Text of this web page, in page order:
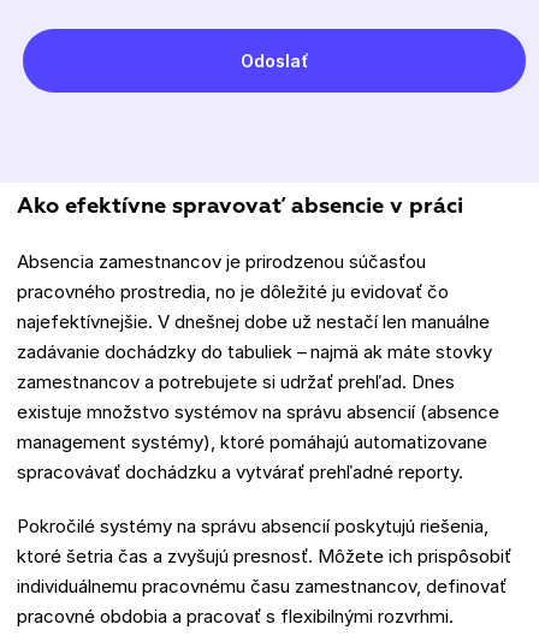
Ako efektívne spravovať absencie v práci
Absencia zamestnancov je prirodzenou súčasťou
pracovného prostredia, no je dôležité ju evidovať čo
najefektívnejšie. V dnešnej dobe už nestačí len manuálne
zadávanie dochádzky do tabuliek – najmä ak máte stovky
zamestnancov a potrebujete si udržať prehľad. Dnes
existuje množstvo systémov na správu absencií (absence
management systémy), ktoré pomáhajú automatizovane
spracovávať dochádzku a vytvárať prehľadné reporty.
Pokročilé systémy na správu absencií poskytujú riešenia,
ktoré šetria čas a zvyšujú presnosť. Môžete ich prispôsobiť
individuálnemu pracovnému času zamestnancov, definovať
pracovné obdobia a pracovať s flexibilnými rozvrhmi.